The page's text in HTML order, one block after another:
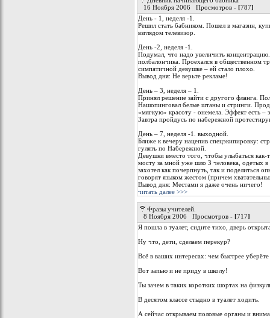
16 Ноября 2006 Просмотров - [787]
День - 1, неделя -1.
Решил стать бабником. Пошел в магазин,
взглядом телевизор.
День -2, неделя -1.
Подумал, что надо увеличить
полбалончика. Проехался в общественном
симпатичной девушке – ей стало плохо.
Вывод дня: Не верьте рекламе!
День – 3, неделя – 1.
Принял решение зайти с другого фланга.
Нашопинговал белые штаны и стринги.
«мягкую» красоту - онемела. Эффект есть –
Завтра пройдусь по набережной
День – 7, неделя -1. выходной.
Ближе к вечеру нацепив спецэкипировку:
гулять по Набережной.
Девушки вместо того, чтобы улыбаться
мосту за мной уже шло 3 человека, одетых
захотел как почерпнуть, так и поделиться
говорят языком жестом (причем
Вывод дня: Местами я даже очень ничего!
читать далее >>>
Фразы учителей.
8 Ноября 2006 Просмотров - [717]
Я пошла в туалет, сидите тихо, дверь
Ну что, дети, сделаем перекур?
Всё в ваших интересах: чем быстрее
Вот запью и не приду в школу!
Ты зачем в таких коротких шортах на
В десятом классе стыдно в туалет ходить.
А сейчас открываем половые органы и